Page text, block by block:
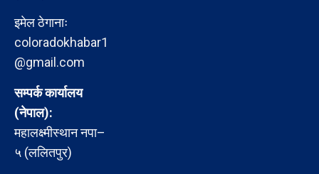
इमेल ठेगानाः
coloradokhabar1
@gmail.com
सम्पर्क कार्यालय
(नेपाल):
महालक्ष्मीस्थान नपा–
५ (ललितपुर)